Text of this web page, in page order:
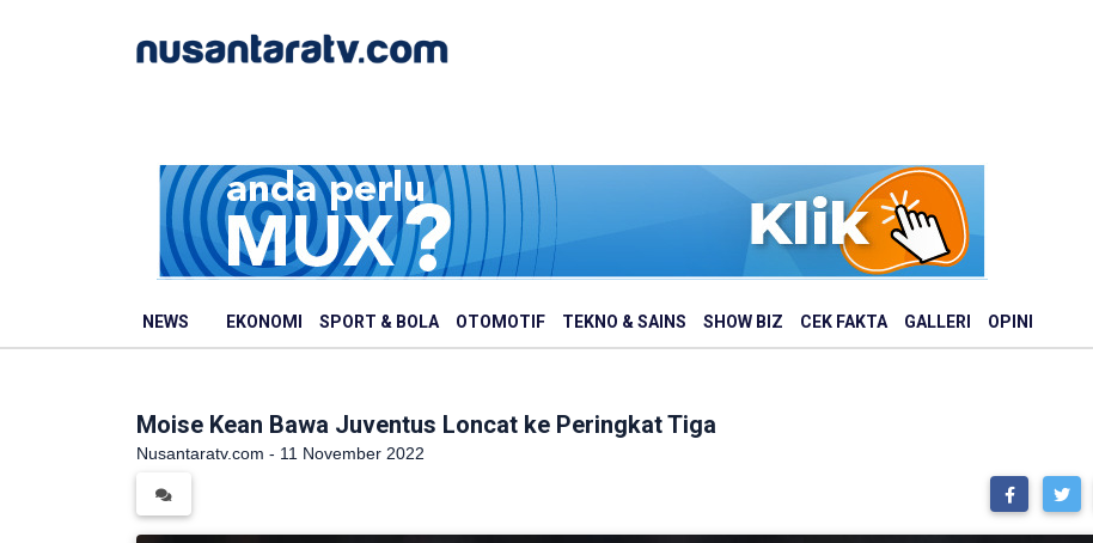
NEWS EKONOMI SPORT & BOLA OTOMOTIF TEKNO & SAINS SHOW BIZ CEK FAKTA GALLERI OPINI
Moise Kean Bawa Juventus Loncat ke Peringkat Tiga
Nusantaratv.com - 11 November 2022